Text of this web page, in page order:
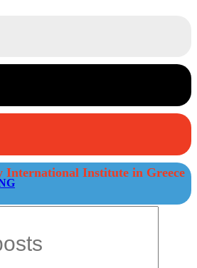
International Institute in Greece